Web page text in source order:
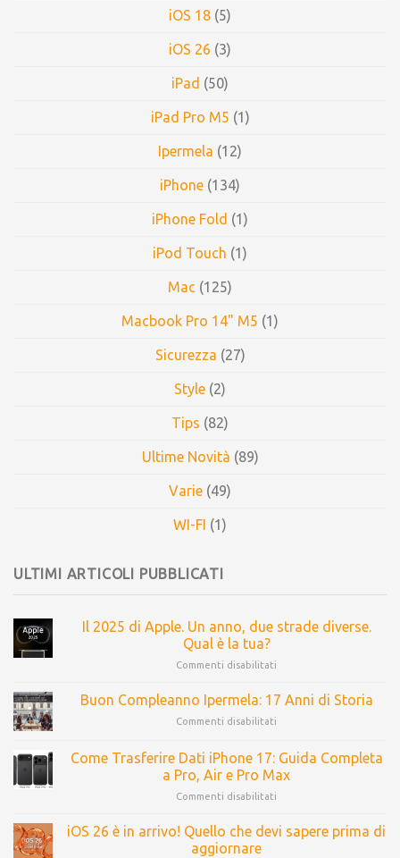
iOS 18 (5)
iOS 26 (3)
iPad (50)
iPad Pro M5 (1)
Ipermela (12)
iPhone (134)
iPhone Fold (1)
iPod Touch (1)
Mac (125)
Macbook Pro 14" M5 (1)
Sicurezza (27)
Style (2)
Tips (82)
Ultime Novità (89)
Varie (49)
WI-FI (1)
ULTIMI ARTICOLI PUBBLICATI
Il 2025 di Apple. Un anno, due strade diverse.
Qual è la tua?
Commenti disabilitati
Buon Compleanno Ipermela: 17 Anni di Storia
Commenti disabilitati
Come Trasferire Dati iPhone 17: Guida Completa
a Pro, Air e Pro Max
Commenti disabilitati
iOS 26 è in arrivo! Quello che devi sapere prima di
aggiornare